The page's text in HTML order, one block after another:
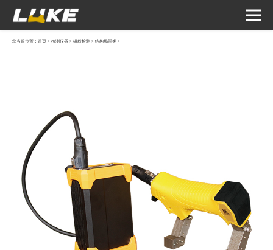
您当前位置： 首页 > 检测仪器 > 磁粉检测 > 结构场景类 >